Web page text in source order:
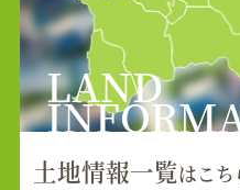
LAND
土地情報一覧はこち